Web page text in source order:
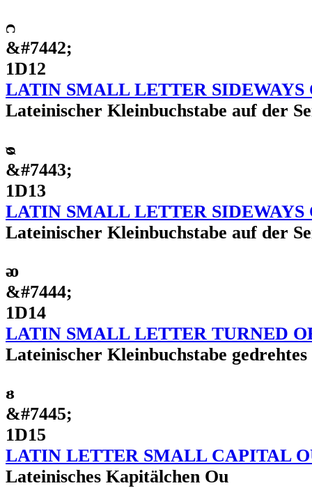
ᴒ
&#7442;
1D12
LATIN SMALL LETTER SIDEWAYS
Lateinischer Kleinbuchstabe auf der
ᴓ
&#7443;
1D13
LATIN SMALL LETTER SIDEWAYS
Lateinischer Kleinbuchstabe auf der
ᴔ
&#7444;
1D14
LATIN SMALL LETTER TURNED
Lateinischer Kleinbuchstabe gedrehtes
ᴕ
&#7445;
1D15
LATIN LETTER SMALL CAPITAL
Lateinisches Kapitälchen Ou